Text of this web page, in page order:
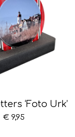
‘Foto Urk’
€ 9,95